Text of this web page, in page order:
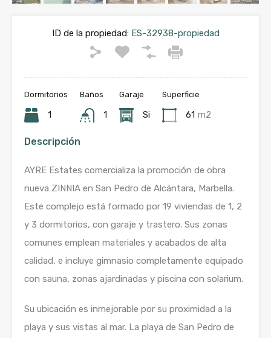
ID de la propiedad:ES-32938-propiedad
Dormitorios
1
Baños
1
Garaje
Si
Superficie
61 m2
Descripción
AYRE Estates comercializa la promoción de obra
nueva ZINNIA en San Pedro de Alcántara, Marbella.
Este complejo está formado por 19 viviendas de 1, 2
y 3 dormitorios, con garaje y trastero. Sus zonas
comunes emplean materiales y acabados de alta
calidad, e incluye gimnasio completamente equipado
con sauna, zonas ajardinadas y piscina con solarium.
Su ubicación es inmejorable por su proximidad a la
playa y sus vistas al mar. La playa de San Pedro de